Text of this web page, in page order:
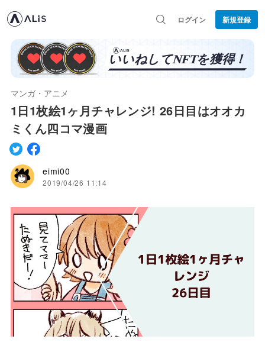
ログイン 新規登録
マンガ・アニメ
1日1枚絵1ヶ月チャレンジ! 26日目はオオカ
ミくん四コマ漫画
eimi00
2019/04/26 11:14